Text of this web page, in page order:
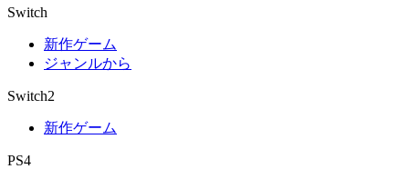
Switch
新作ゲーム
ジャンルから
Switch2
新作ゲーム
PS4